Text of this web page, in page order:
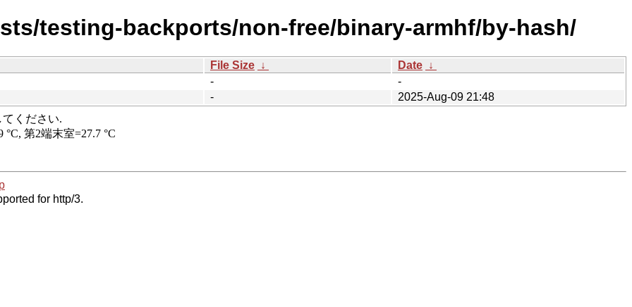
testing-backports/non-free/binary-armhf/by-hash/
File Size ↓ Date ↓
-
-
-
2025-Aug-09 21:48
for http/3.